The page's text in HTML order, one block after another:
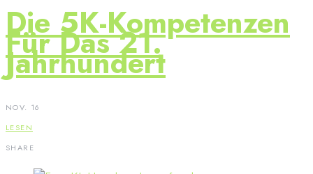
Die 5K-Kompetenzen
Für Das 21.
Jahrhundert
NOV. 16
LESEN
SHARE